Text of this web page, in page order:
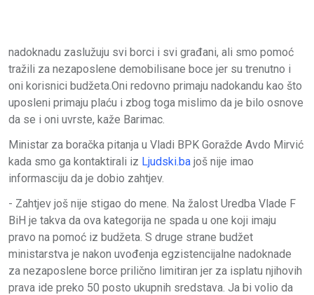
nadoknadu zaslužuju svi borci i svi građani, ali smo pomoć
tražili za nezaposlene demobilisane boce jer su trenutno i
oni korisnici budžeta.Oni redovno primaju nadokandu kao što
uposleni primaju plaću i zbog toga mislimo da je bilo osnove
da se i oni uvrste, kaže Barimac.
Ministar za boračka pitanja u Vladi BPK Goražde Avdo Mirvić
kada smo ga kontaktirali iz Ljudski.ba još nije imao
informasciju da je dobio zahtjev.
- Zahtjev još nije stigao do mene. Na žalost Uredba Vlade F
BiH je takva da ova kategorija ne spada u one koji imaju
pravo na pomoć iz budžeta. S druge strane budžet
ministarstva je nakon uvođenja egzistencijalne nadoknade
za nezaposlene borce prilično limitiran jer za isplatu njihovih
prava ide preko 50 posto ukupnih sredstava. Ja bi volio da